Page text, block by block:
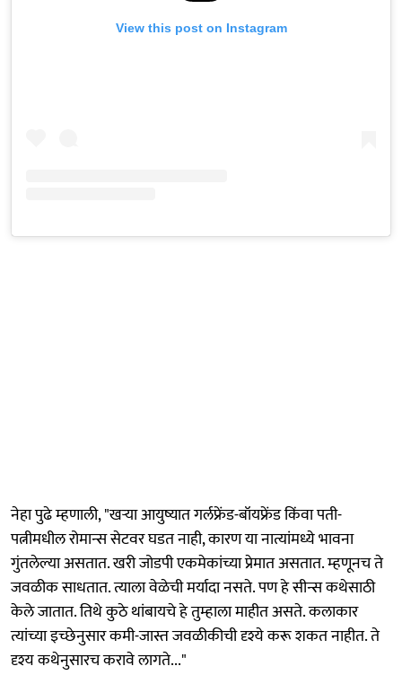
View this post on Instagram
नेहा पुढे म्हणाली, "खऱ्या आयुष्यात गर्लफ्रेंड-बॉयफ्रेंड किंवा पती-
पत्नीमधील रोमान्स सेटवर घडत नाही, कारण या नात्यांमध्ये भावना
गुंतलेल्या असतात. खरी जोडपी एकमेकांच्या प्रेमात असतात. म्हणूनच ते
जवळीक साधतात. त्याला वेळेची मर्यादा नसते. पण हे सीन्स कथेसाठी
केले जातात. तिथे कुठे थांबायचे हे तुम्हाला माहीत असते. कलाकार
त्यांच्या इच्छेनुसार कमी-जास्त जवळीकीची दृश्ये करू शकत नाहीत. ते
दृश्य कथेनुसारच करावे लागते..."